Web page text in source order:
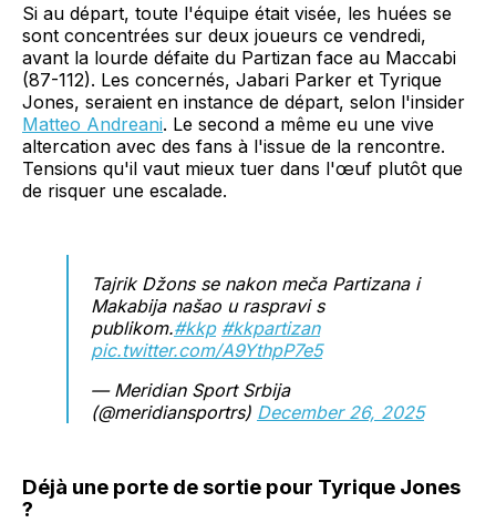
Si au départ, toute l'équipe était visée, les huées se
sont concentrées sur deux joueurs ce vendredi,
avant la lourde défaite du Partizan face au Maccabi
(87-112). Les concernés, Jabari Parker et Tyrique
Jones, seraient en instance de départ, selon l'insider
Matteo Andreani. Le second a même eu une vive
altercation avec des fans à l'issue de la rencontre.
Tensions qu'il vaut mieux tuer dans l'œuf plutôt que
de risquer une escalade.
Tajrik Džons se nakon meča Partizana i
Makabija našao u raspravi s
publikom.#kkp #kkpartizan
pic.twitter.com/A9YthpP7e5
— Meridian Sport Srbija
(@meridiansportrs) December 26, 2025
Déjà une porte de sortie pour Tyrique Jones
?